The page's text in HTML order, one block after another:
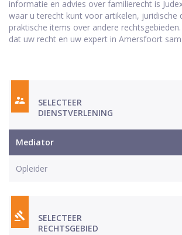
informatie en advies over familierecht is
waar u terecht kunt voor artikelen, juridische
praktische items over andere
dat uw recht en uw expert in Amersfoort
SELECTEER
DIENSTVERLENING
Mediator
Opleider
SELECTEER
RECHTSGEBIED